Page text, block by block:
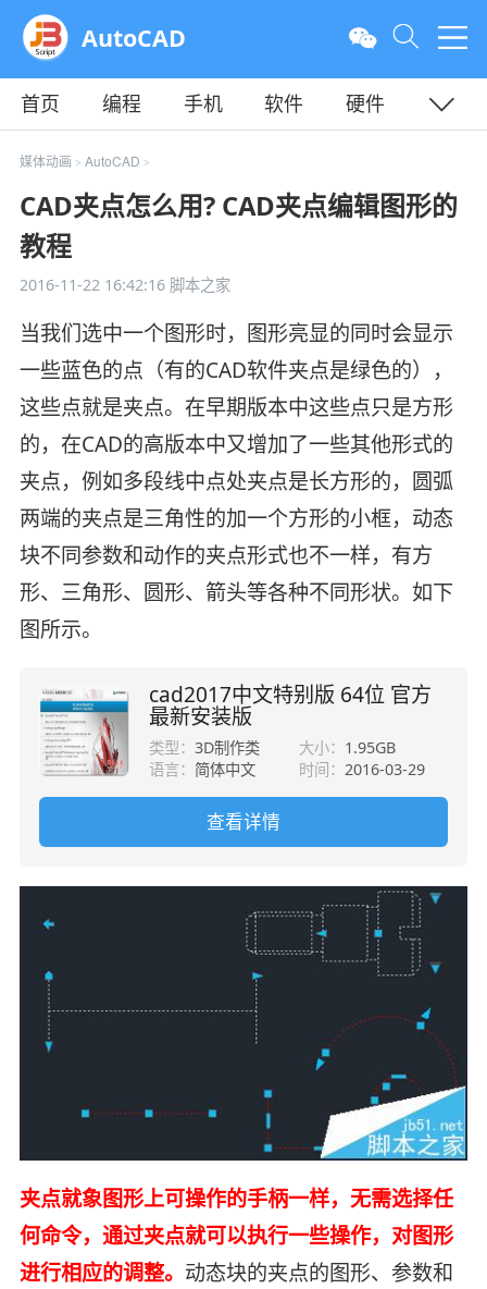
AutoCAD
首页 编程 手机 软件
硬件
教程
平面
媒体动画 > AutoCAD >
CAD夹点怎么用? CAD夹点编辑图形的
教程
2016-11-22 16:42:16脚本之家
当我们选中一个图形时，图形亮显的同时会显示
一些蓝色的点（有的CAD软件夹点是绿色的），
这些点就是夹点。在早期版本中这些点只是方形
的，在CAD的高版本中又增加了一些其他形式的
夹点，例如多段线中点处夹点是长方形的，圆弧
两端的夹点是三角性的加一个方形的小框，动态
块不同参数和动作的夹点形式也不一样，有方
形、三角形、圆形、箭头等各种不同形状。如下
图所示。
cad2017中文特别版 64位 官方
最新安装版
类型：3D制作类 大小： 1.95GB
语言： 简体中文 时间： 2016-03-29
查看详情
夹点就象图形上可操作的手柄一样，无需选择任
何命令，通过夹点就可以执行一些操作，对图形
进行相应的调整。 动态块的夹点的图形、参数和